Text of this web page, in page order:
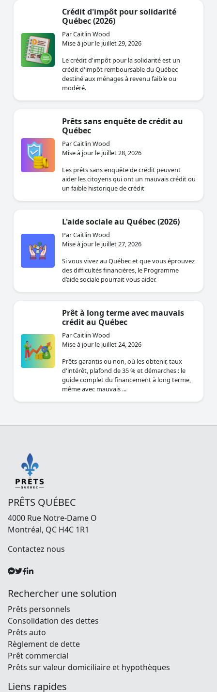
Crédit d'impôt pour solidarité
Québec (2026)
Par Caitlin Wood
Mise à jour le juillet 29, 2026
Le crédit d'impôt pour la solidarité est un
crédit d'impôt remboursable du Québec
destiné aux ménages à revenu faible ou
modéré.
Prêts sans enquête de crédit au
Québec
Par Caitlin Wood
Mise à jour le juillet 28, 2026
Les prêts sans enquête de crédit peuvent
aider les citoyens qui ont un mauvais crédit ou
un faible historique de crédit
L'aide sociale au Québec (2026)
Par Caitlin Wood
Mise à jour le juillet 27, 2026
Si vous vivez au Québec et que vous éprouvez
des difficultés financières, le Programme
d’aide sociale pourrait vous aider.
Prêt à long terme avec mauvais
crédit au Québec
Par Caitlin Wood
Mise à jour le juillet 24, 2026
Prêts garantis ou non, où les obtenir, taux
d'intérêt, plafond de 35 % et démarches : le
guide complet du financement à long terme,
même avec mauvais ...
PRÊTS QUÉBEC
4000 Rue Notre-Dame O
Montréal, QC H4C 1R1
Contactez nous
Rechercher une solution
Prêts personnels
Consolidation des dettes
Prêts auto
Règlement de dette
Prêt commercial
Prêts sur valeur domiciliaire et hypothèques
Liens rapides